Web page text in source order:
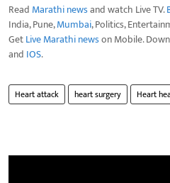
Read Marathi newsand watch Live TV.
India, Pune,Mumbai, Politics,
GetLive Marathi newson Mobile.
and IOS.
Heart attack heart surgery Heart